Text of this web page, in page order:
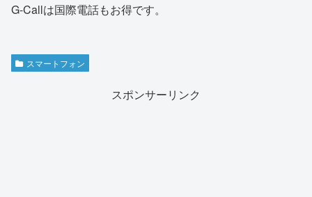
G-Callは国際電話もお得です。
スマートフォン
スポンサーリンク